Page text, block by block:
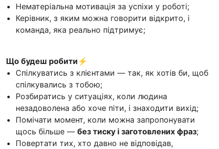
Нематеріальна мотивація за успіхи у роботі;
Керівник, з яким можна говорити відкрито, і
команда, яка реально підтримує;
Що будеш робити⚡
Спілкуватись з клієнтами — так, як хотів би, щоб
спілкувались з тобою;
Розбиратись у ситуаціях, коли людина
незадоволена або хоче піти, і знаходити вихід;
Помічати момент, коли можна запропонувати
щось більше — без тиску і заготовлених фраз;
Повертати тих, хто давно не відповідав,